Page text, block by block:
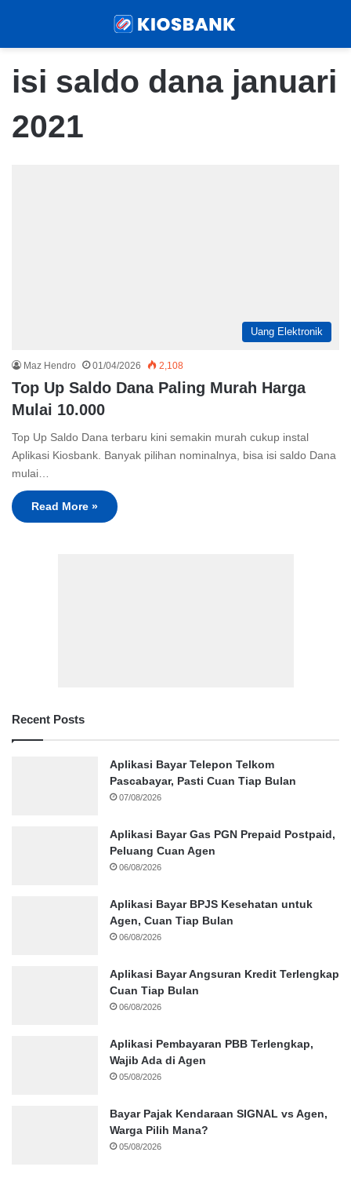
isi saldo dana januari
2021
Uang Elektronik
Maz Hendro 01/04/2026 2,108
Top Up Saldo Dana Paling Murah Harga
Mulai 10.000
Top Up Saldo Dana terbaru kini semakin murah cukup instal
Aplikasi Kiosbank. Banyak pilihan nominalnya, bisa isi saldo Dana
mulai…
Read More »
Recent Posts
Aplikasi Bayar Telepon Telkom
Pascabayar, Pasti Cuan Tiap Bulan
07/08/2026
Aplikasi Bayar Gas PGN Prepaid Postpaid,
Peluang Cuan Agen
06/08/2026
Aplikasi Bayar BPJS Kesehatan untuk
Agen, Cuan Tiap Bulan
06/08/2026
Aplikasi Bayar Angsuran Kredit Terlengkap
Cuan Tiap Bulan
06/08/2026
Aplikasi Pembayaran PBB Terlengkap,
Wajib Ada di Agen
05/08/2026
Bayar Pajak Kendaraan SIGNAL vs Agen,
Warga Pilih Mana?
05/08/2026